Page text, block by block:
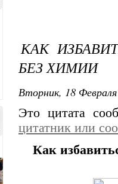
КАК
БЕЗ ХИМИИ
Вторник, 18
Это цитата
цитатник или
Как